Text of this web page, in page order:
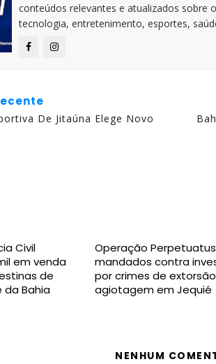
conteúdos relevantes e atualizados sobre
tecnologia, entretenimento, esportes,
De Jitaúna Elege Novo
Civil
em venda
de
da Bahia
Operação
mandados contra
por crimes de
agiotagem em Jequié
NENHUM